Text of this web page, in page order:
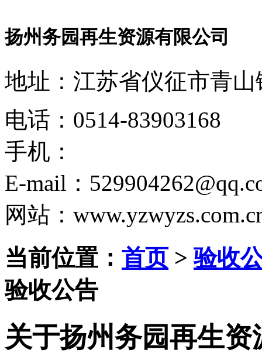
扬州务园再生资源有限公司
地址：江苏省仪征市青
电话：0514-83903168
手机：
E-mail：
网站：
当前位置： 首页>验收
验收公告
关于扬州务园再生资